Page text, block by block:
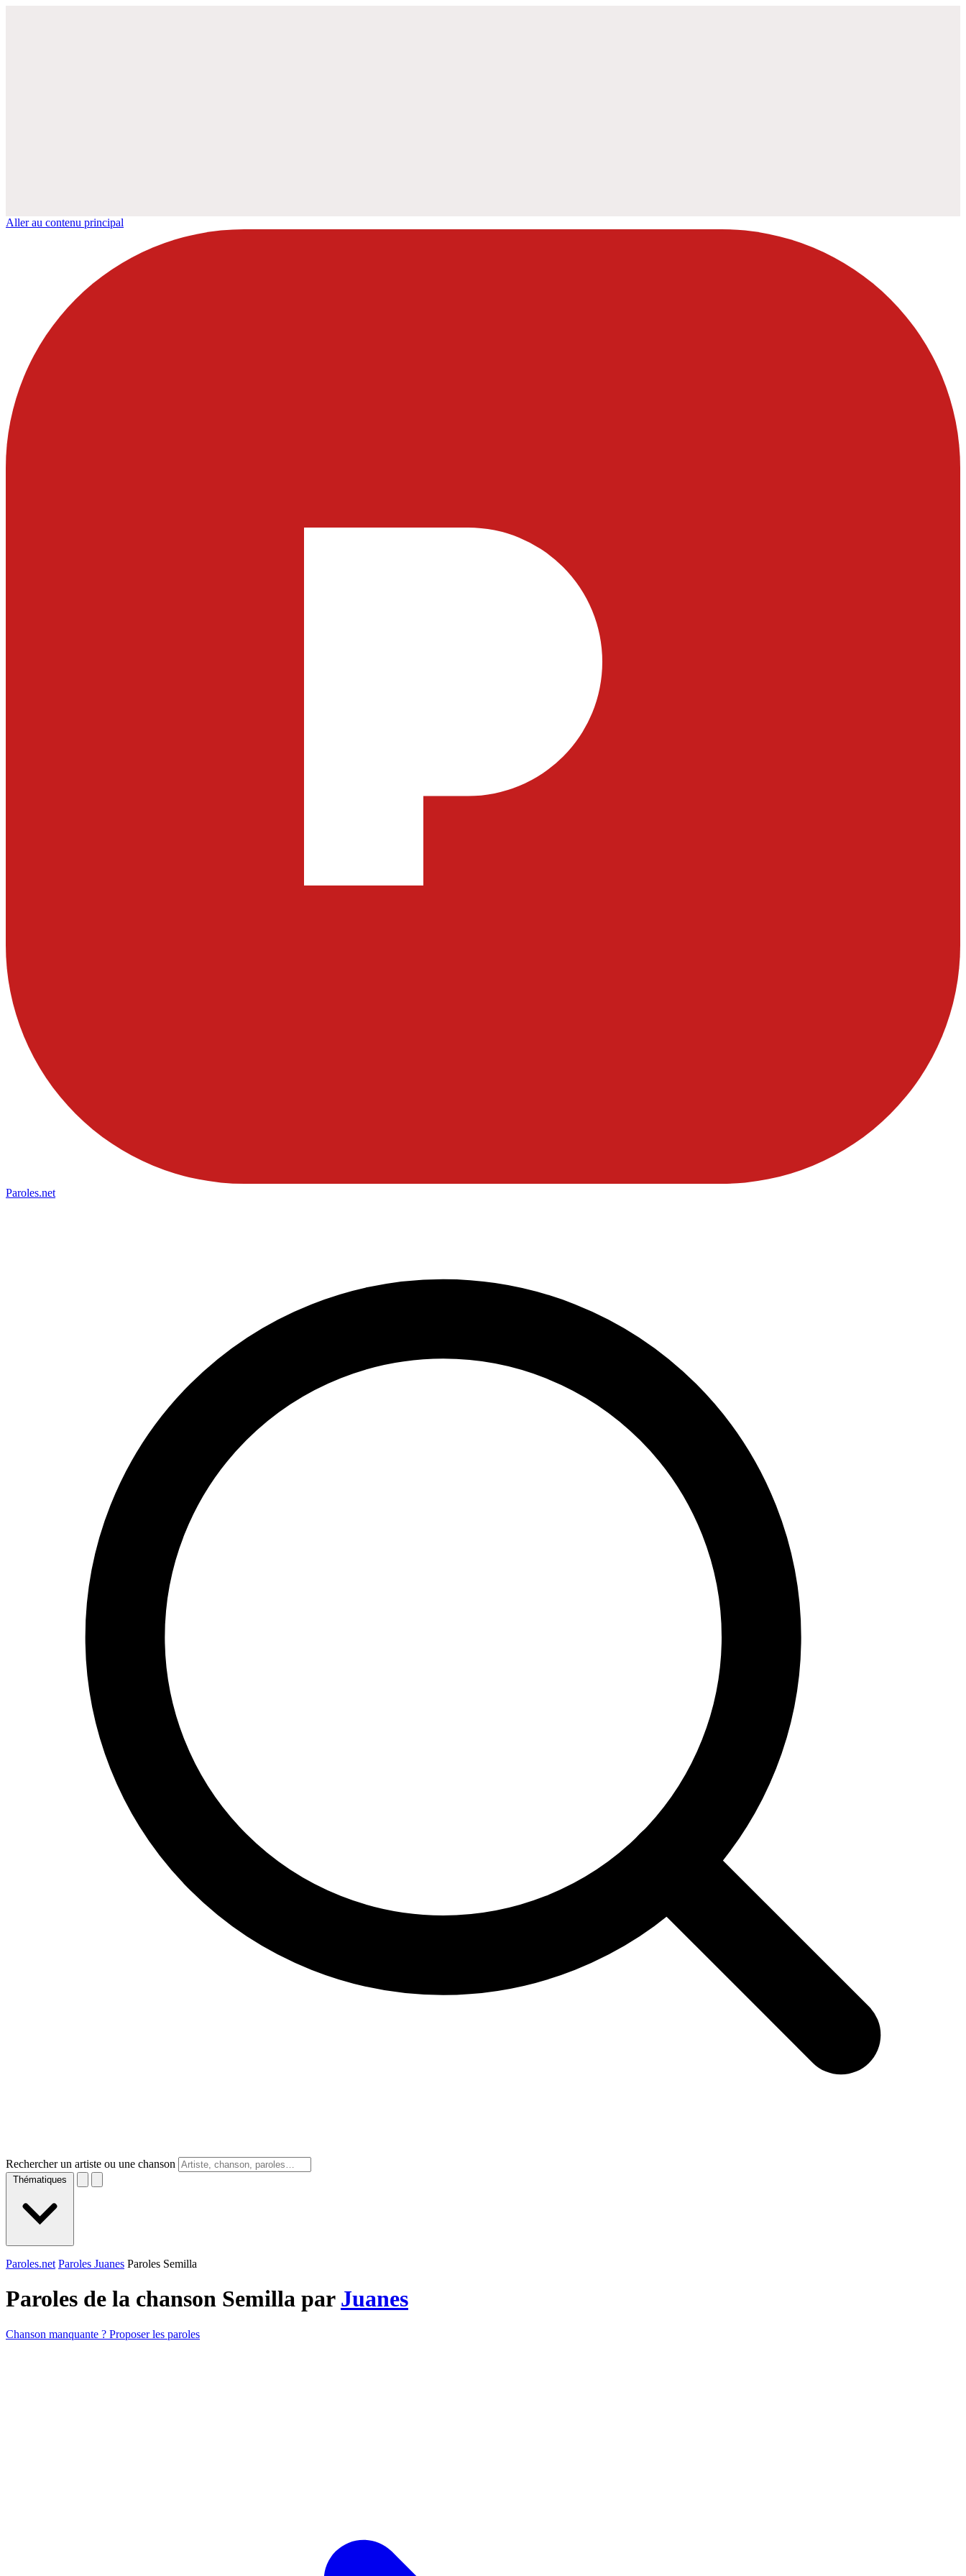
Aller au contenu principal
Paroles.net
Rechercher un artiste ou une chanson
Thématiques
Paroles.net Paroles Juanes Paroles Semilla
Paroles de la chanson Semilla par Juanes
Chanson manquante ? Proposer les paroles